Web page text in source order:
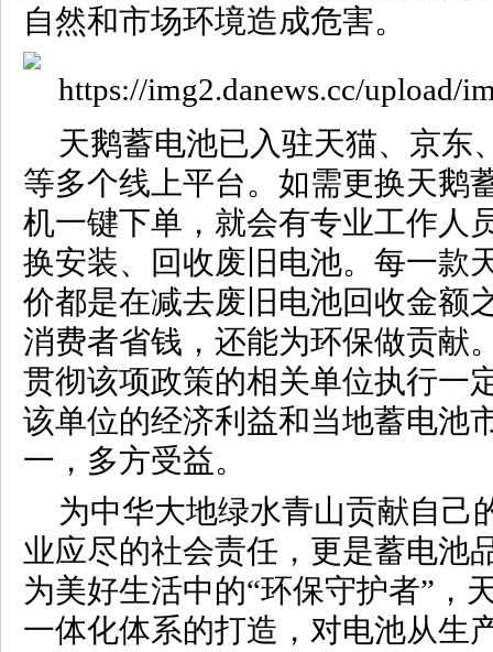
自然和市场环境造成危害。
天鹅蓄电池已入驻天猫、京东
等多个线上平台。如需更换天鹅
机一键下单，就会有专业工作人
换安装、回收废旧电池。每一款
价都是在减去废旧电池回收金额
消费者省钱，还能为环保做贡献
贯彻该项政策的相关单位执行一
该单位的经济利益和当地蓄电池
一，多方受益。
为中华大地绿水青山贡献自己
业应尽的社会责任，更是蓄电池
为美好生活中的“环保守护者”，
一体化体系的打造，对电池从生